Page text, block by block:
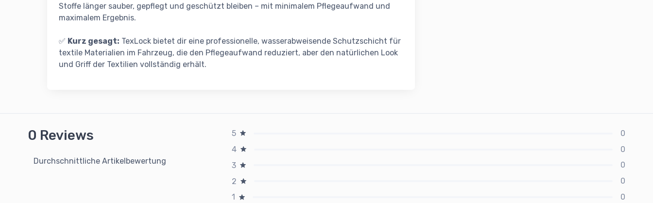
Stoffe länger sauber, gepflegt und geschützt bleiben – mit minimalem Pflegeaufwand und
maximalem Ergebnis.
✅ Kurz gesagt: TexLock bietet dir eine professionelle, wasserabweisende Schutzschicht für
textile Materialien im Fahrzeug, die den Pflegeaufwand reduziert, aber den natürlichen Look
und Griff der Textilien vollständig erhält.
0 Reviews
Durchschnittliche Artikelbewertung
5
0
4
0
3
0
2
0
1
0